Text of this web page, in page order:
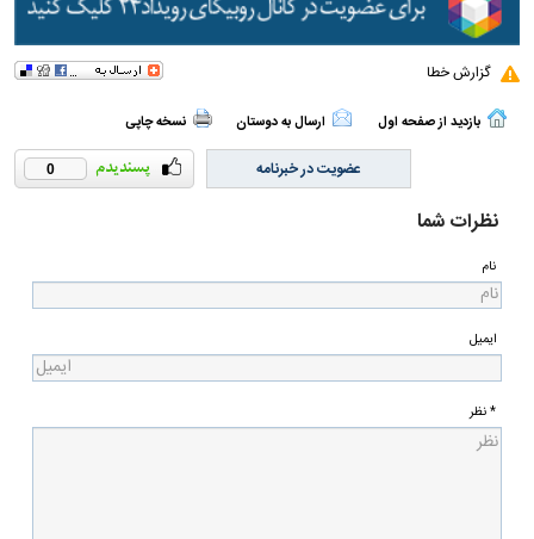
گزارش خطا
بازدید از صفحه اول ارسال به دوستان نسخه چاپی
0 عضویت در خبرنامه
نظرات شما
نام
ایمیل
* نظر